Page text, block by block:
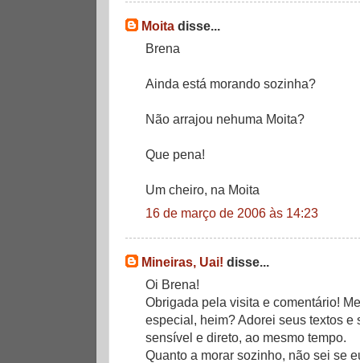
Moita disse...
Brena
Ainda está morando sozinha?
Não arrajou nehuma Moita?
Que pena!
Um cheiro, na Moita
16 de março de 2006 às 14:23
Mineiras, Uai! disse...
Oi Brena!
Obrigada pela visita e comentário!
especial, heim? Adorei seus textos e
sensível e direto, ao mesmo tempo.
Quanto a morar sozinho, não sei se